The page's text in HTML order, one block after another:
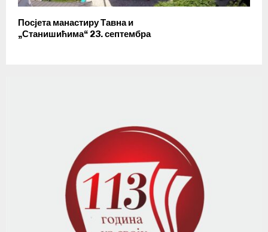
Посјета манастиру Тавна и
„Станишићима“ 23. септембра